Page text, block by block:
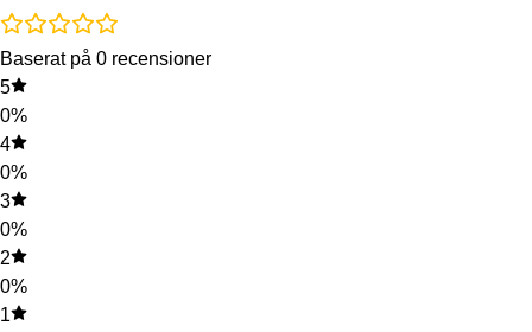
Baserat på 0 recensioner
5
0%
4
0%
3
0%
2
0%
1